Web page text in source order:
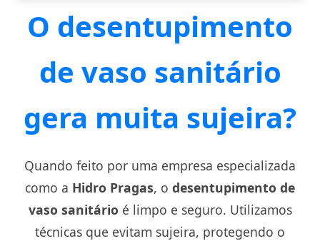
O desentupimento
de vaso sanitário
gera muita sujeira?
Quando feito por uma empresa especializada
como a Hidro Pragas, o desentupimento de
vaso sanitário é limpo e seguro. Utilizamos
técnicas que evitam sujeira, protegendo o